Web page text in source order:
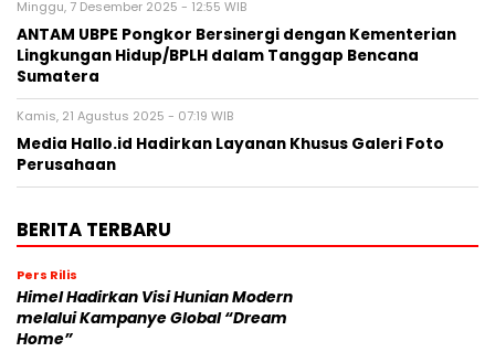
Minggu, 7 Desember 2025 - 12:55 WIB
ANTAM UBPE Pongkor Bersinergi dengan Kementerian
Lingkungan Hidup/BPLH dalam Tanggap Bencana
Sumatera
Kamis, 21 Agustus 2025 - 07:19 WIB
Media Hallo.id Hadirkan Layanan Khusus Galeri Foto
Perusahaan
BERITA TERBARU
Pers Rilis
Himel Hadirkan Visi Hunian Modern
melalui Kampanye Global “Dream
Home”